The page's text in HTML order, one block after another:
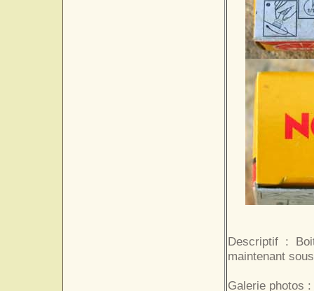
Descriptif :
maintenant
Galerie photos :